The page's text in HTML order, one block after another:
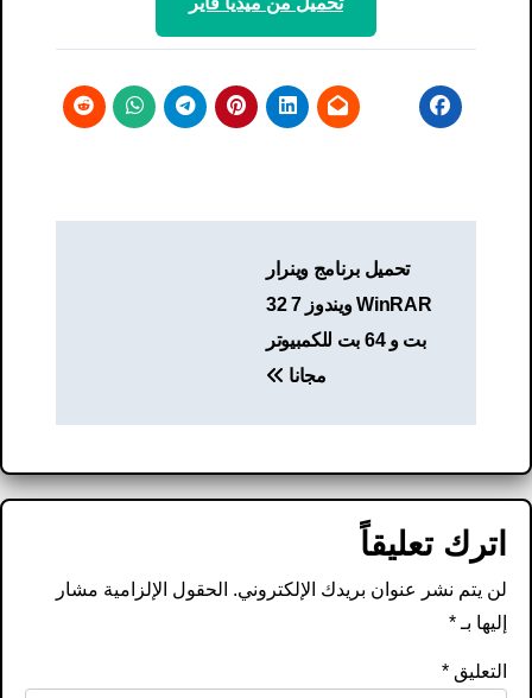
المقالات
تحميل برنامج وينرار
WinRAR ويندوز 7 32
بت و 64 بت للكمبيوتر
مجانا
اترك تعليقاً
لن يتم نشر عنوان بريدك الإلكتروني. الحقول الإلزامية مشار
إليها بـ*
التعليق*